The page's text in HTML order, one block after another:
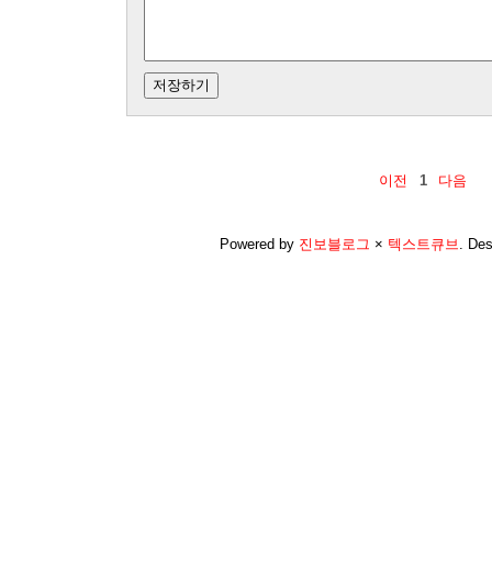
이전 1 다음
Powered by 진보블로그 × 텍스트큐브.